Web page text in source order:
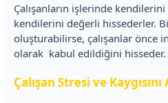
Çalışanların işlerinde
kendilerini değerli hissederler.
oluşturabilirse, çalışanlar önce
olarak kabul edildiğini hisseder.
Çalışan Stresi ve Kaygısını